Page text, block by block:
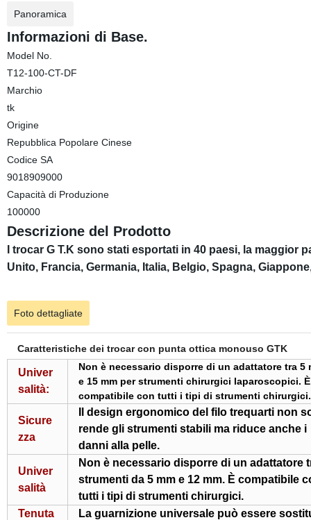
Panoramica
Informazioni di Base.
Model No.
T12-100-CT-DF
Marchio
tk
Origine
Repubblica Popolare Cinese
Codice SA
9018909000
Capacità di Produzione
100000
Descrizione del Prodotto
I trocar G T.K sono stati esportati in 40 paesi, la
Unito, Francia, Germania, Italia, Belgio, Spagna,
Foto dettagliate
Caratteristiche dei trocar con punta ottica monouso GTK
Univer
salità:
Non è necessario disporre di un adattatore tra 5
e 15 mm per strumenti chirurgici laparoscopici. È
compatibile con tutti i tipi di strumenti chirurgici.
Sicure
zza
Il design ergonomico del filo trequarti non
rende gli strumenti stabili ma riduce anche i
danni alla pelle.
Univer
salità
Non è necessario disporre di un adattatore
strumenti da 5 mm e 12 mm. È compatibile
tutti i tipi di strumenti chirurgici.
Tenuta
La guarnizione universale può essere